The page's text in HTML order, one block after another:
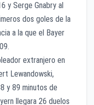
y Serge Gnabry al
dos goles de la
a la que el Bayer
extranjero en
Lewandowski,
y 89 minutos de
llegara 26 duelos